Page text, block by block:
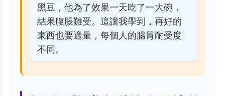
黑豆，他為了效果一天吃了一大碗，
結果腹脹難受。這讓我學到，再好的
東西也要適量，每個人的腸胃耐受度
不同。